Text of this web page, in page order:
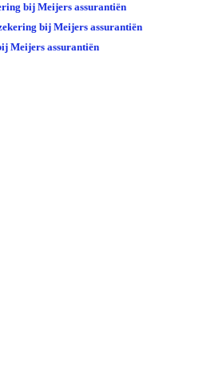
bij Meijers assurantiën
bij Meijers assurantiën
Meijers assurantiën